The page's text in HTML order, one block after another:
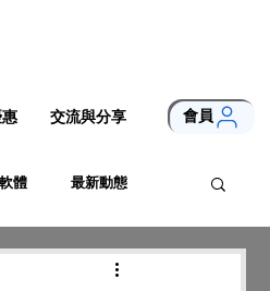
軟體 最新動態
交流與分享 會員